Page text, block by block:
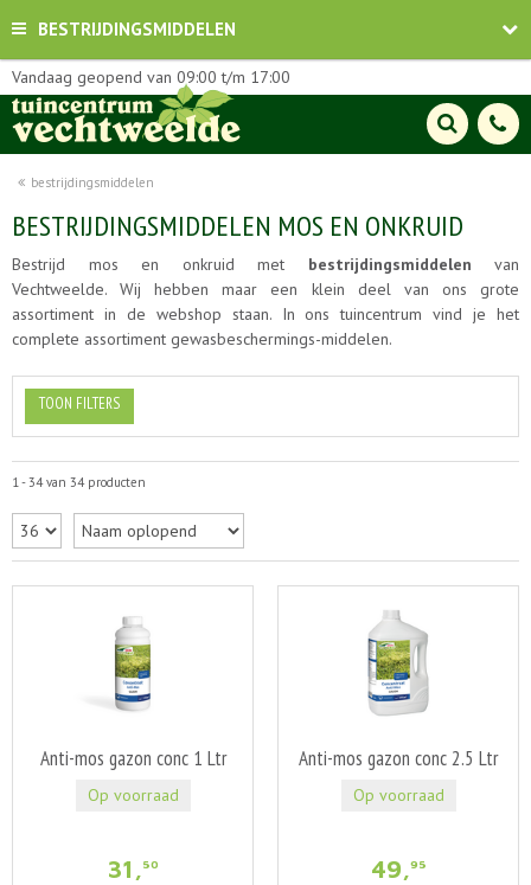
BESTRIJDINGSMIDDELEN
bestrijdingsmiddelen
Vandaag geopend van 09:00 t/m 17:00
BESTRIJDINGSMIDDELEN MOS EN ONKRUID
Bestrijd mos en onkruid met bestrijdingsmiddelen van
Vechtweelde. Wij hebben maar een klein deel van ons grote
assortiment in de webshop staan. In ons tuincentrum vind je het
complete assortiment gewasbeschermings-middelen.
TOON FILTERS
1 - 34 van 34 producten
Anti-mos gazon conc 1 Ltr
31 ,50
Op voorraad
Anti-mos gazon conc 2.5 Ltr
49,95
Op voorraad